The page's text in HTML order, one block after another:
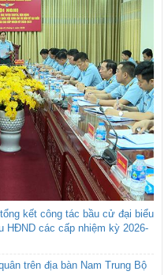
kết công tác bầu cử đại biểu
HĐND các cấp nhiệm kỳ 2026-
trên địa bàn Nam Trung Bộ